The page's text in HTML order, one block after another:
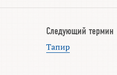
Следующий
Тапир